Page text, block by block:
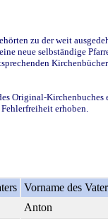
zu der weit
neue selbständige
Original-
erhoben.
Vorname des
Anton